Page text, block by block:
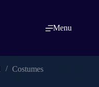
Menu
Costumes